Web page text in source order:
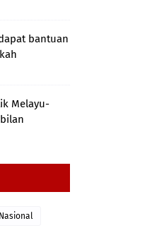
bantuan
Melayu-
Nasional